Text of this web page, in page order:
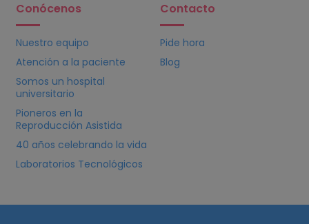
Conócenos
Nuestro equipo
Atención a la paciente
Somos un hospital
universitario
Pioneros en la
Reproducción Asistida
40 años celebrando la vida
Laboratorios Tecnológicos
Contacto
Pide hora
Blog